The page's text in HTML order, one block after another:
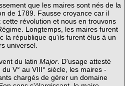
que les maires sont nés de la
de 1789. Fausse croyance car il
révolution et nous en trouvons
Longtemps, les maires furent
la république qu'ils furent élus à un
universel.
du latin Major. D'usage attesté
V° au VIII° siècle, les maires -
chargés de gérer un domaine